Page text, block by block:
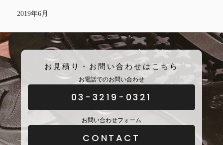
2019年6月
お見積り・お問い合わせはこちら
お電話でのお問い合わせ
03-3219-0321
お問い合わせフォーム
CONTACT